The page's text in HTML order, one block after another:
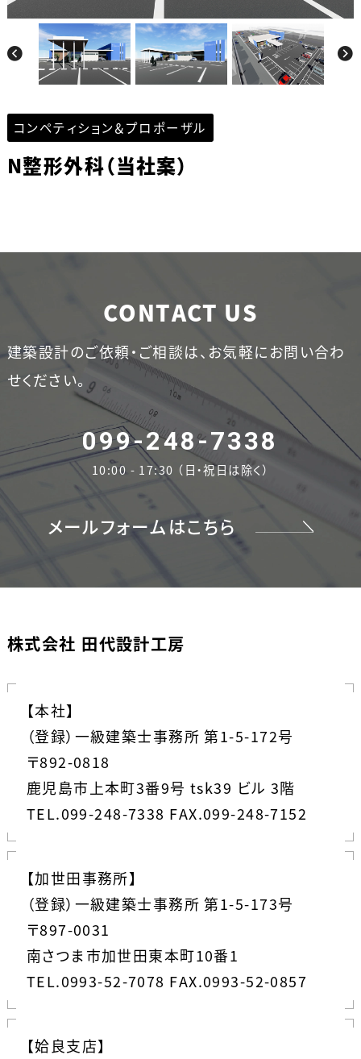
コンペティション＆プロポーザル
N整形外科（当社案）
CONTACT US
建築設計のご依頼・ご相談は、お気軽にお問い合わ
せください。
099-248-7338
10:00 - 17:30 （日・祝日は除く）
メールフォームはこちら
株式会社 田代設計工房
【本社】
（登録）一級建築士事務所 第1-5-172号
〒892-0818
鹿児島市上本町3番9号 tsk39 ビル 3階
TEL.099-248-7338 FAX.099-248-7152
【加世田事務所】
（登録）一級建築士事務所 第1-5-173号
〒897-0031
南さつま市加世田東本町10番1
TEL.0993-52-7078 FAX.0993-52-0857
【姶良支店】